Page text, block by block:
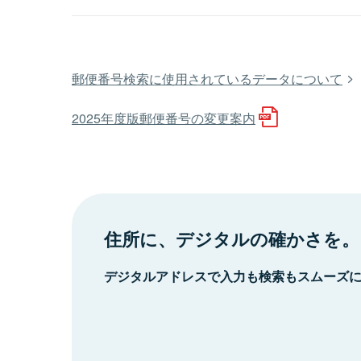
郵便番号検索に使用されているデータについて
2025年度版郵便番号の変更案内
住所に、デジタルの確かさを。
デジタルアドレスで入力も検索もスムーズ